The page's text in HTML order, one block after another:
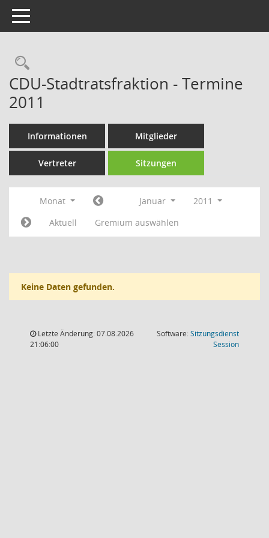
Toggle navigation
Rechercheauswahl
CDU-Stadtratsfraktion - Termine
2011
Informationen Mitglieder
Vertreter Sitzungen
Monat Januar
2011
Aktuell
Gremium auswählen
Keine Daten gefunden.
Letzte Änderung: 07.08.2026
21:06:00
Software:Sitzungsdienst
Session(Wird in